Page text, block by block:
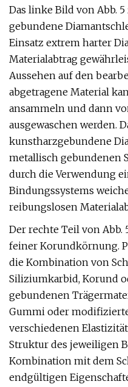
Das linke Bild von Abb.
gebundene
Einsatz extrem harter
Materialabtrag
Aussehen auf den
abgetragene Material
ansammeln und dann
ausgewaschen werden.
kunstharzgebundene
metallisch gebundenen
durch die Verwendung
Bindungssystems
reibungslosen
Der rechte Teil von
feiner Korundkörnung.
die Kombination von
Siliziumkarbid, Korund
gebundenen
Gummi oder
verschiedenen
Struktur des jeweiligen
Kombination mit dem
endgültigen